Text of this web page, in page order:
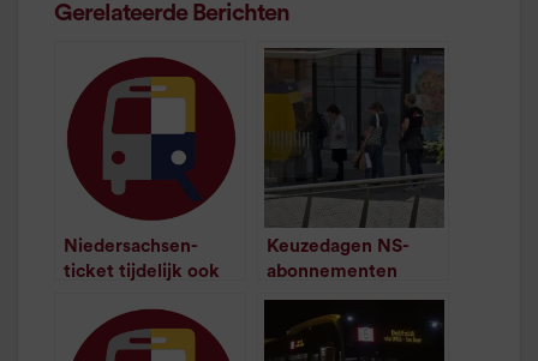
Gerelateerde Berichten
Niedersachsen-
ticket tijdelijk ook
Nederland
/ minuut leestijd
Keuzedagen NS-
abonnementen
blijven langer geldig
minuut leestijd